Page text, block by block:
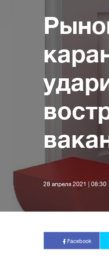
28 апреля 2021 | 08:30
Facebook